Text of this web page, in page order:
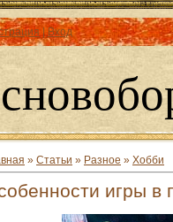
|Вход
» Статьи » Разное » Хобби
игры в